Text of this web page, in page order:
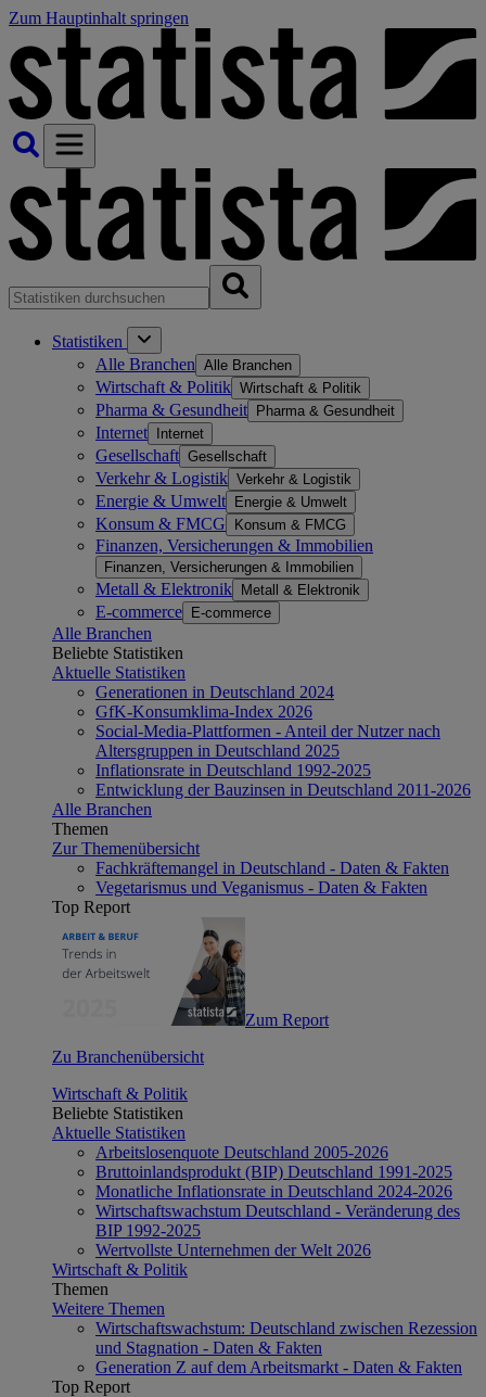
Zum Hauptinhalt springen
Statistiken
Alle Branchen Alle Branchen
Wirtschaft & Politik Wirtschaft & Politik
Pharma & Gesundheit Pharma & Gesundheit
Internet Internet
Gesellschaft Gesellschaft
Verkehr & Logistik Verkehr & Logistik
Energie & Umwelt Energie & Umwelt
Konsum & FMCG Konsum & FMCG
Finanzen, Versicherungen & Immobilien
Finanzen, Versicherungen & Immobilien
Metall & Elektronik Metall & Elektronik
E-commerce E-commerce
Alle Branchen
Beliebte Statistiken
Aktuelle Statistiken
Generationen in Deutschland 2024
GfK-Konsumklima-Index 2026
Social-Media-Plattformen - Anteil der Nutzer nach
Altersgruppen in Deutschland 2025
Inflationsrate in Deutschland 1992-2025
Entwicklung der Bauzinsen in Deutschland 2011-2026
Alle Branchen
Themen
Zur Themenübersicht
Fachkräftemangel in Deutschland - Daten & Fakten
Vegetarismus und Veganismus - Daten & Fakten
Top Report
Zum Report
Zu Branchenübersicht
Wirtschaft & Politik
Beliebte Statistiken
Aktuelle Statistiken
Arbeitslosenquote Deutschland 2005-2026
Bruttoinlandsprodukt (BIP) Deutschland 1991-2025
Monatliche Inflationsrate in Deutschland 2024-2026
Wirtschaftswachstum Deutschland - Veränderung des
BIP 1992-2025
Wertvollste Unternehmen der Welt 2026
Wirtschaft & Politik
Themen
Weitere Themen
Wirtschaftswachstum: Deutschland zwischen Rezession
und Stagnation - Daten & Fakten
Generation Z auf dem Arbeitsmarkt - Daten & Fakten
Top Report